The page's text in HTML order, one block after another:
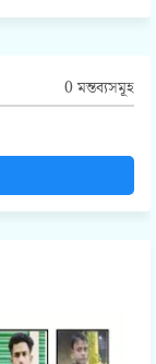
0 মন্তব্যসমূহ